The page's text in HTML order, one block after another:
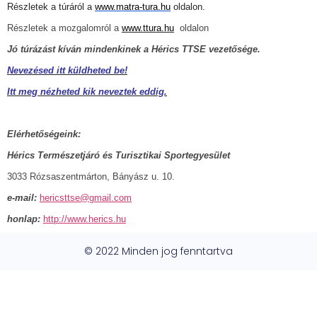
Részletek a túráról a www.matra-tura.hu oldalon.
Részletek a mozgalomról a www.ttura.hu oldalon
Jó túrázást kíván mindenkinek a Hérics TTSE vezetősége.
Nevezésed itt küldheted be!
Itt meg nézheted kik neveztek eddig.
Elérhetőségeink:
Hérics Természetjáró és Turisztikai Sportegyesület
3033 Rózsaszentmárton, Bányász u. 10.
e-mail: hericsttse@gmail.com
honlap: http://www.herics.hu
© 2022 Minden jog fenntartva